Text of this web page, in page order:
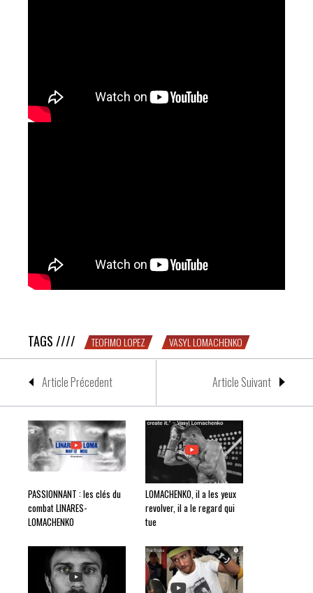
TAGS //// TEOFIMO LOPEZ VASYL LOMACHENKO
Article Précedent Article Suivant
PASSIONNANT : les clés du
combat LINARES-
LOMACHENKO
LOMACHENKO, il a les yeux
revolver, il a le regard qui
tue